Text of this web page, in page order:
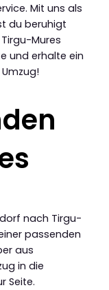
Mit uns als
du beruhigt
Mures
und erhalte ein
nach Tirgu-
passenden
aus
in die
Seite.